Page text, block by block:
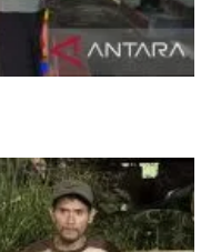
hari capai 60